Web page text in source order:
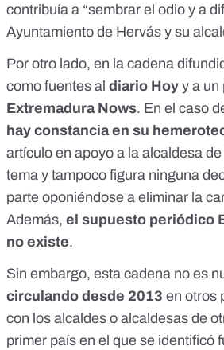
contribuía a “sembrar el odio y a
Ayuntamiento de Hervás y su
Por otro lado, en la cadena
como fuentes al diario Hoy y a un
Extremadura Nows. En el caso
hay constancia en su
artículo en apoyo a la alcaldesa
tema y tampoco figura ninguna
parte oponiéndose a eliminar la
Además, el supuesto periódico
no existe.
Sin embargo, esta cadena no es
circulando desde 2013 en otros
con los alcaldes o alcaldesas de
primer país en el que se identificó